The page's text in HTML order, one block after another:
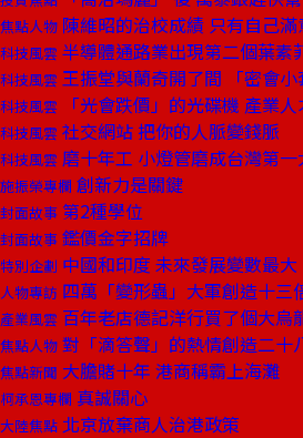
焦點人物 陳維昭的治校成績 只有自己滿
科技風雲 半導體通路業出現第二個葉素
科技風雲 王振堂與蘭奇開了間 「密會小
科技風雲 「光會跌價」的光碟機 產業
科技風雲 社交網站 把你的人脈變錢脈
科技風雲 磨十年工 小燈管磨成台灣第一
施振榮專欄 創新力是關鍵
封面故事 第2種學位
封面故事 鑑價金字招牌
特別企劃 中國和印度 未來發展變數最大
人物專訪 四萬「變形蟲」大軍創造十三
產業風雲 百年老店德記洋行買了個大烏
焦點人物 對「滴答聲」的熱情創造二十
焦點新聞 大膽賭十年 港商稱霸上海灘
柯承恩專欄 真誠關心
大陸焦點 北京放棄商人治港政策